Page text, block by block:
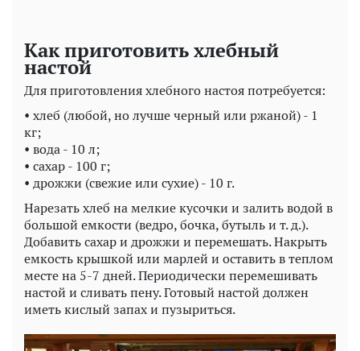
Как приготовить хлебный
настой
Для приготовления хлебного настоя потребуется:
• хлеб (любой, но лучше черный или ржаной) - 1
кг;
• вода - 10 л;
• сахар - 100 г;
• дрожжи (свежие или сухие) - 10 г.
Нарезать хлеб на мелкие кусочки и залить водой в
большой емкости (ведро, бочка, бутыль и т. д.).
Добавить сахар и дрожжи и перемешать. Накрыть
емкость крышкой или марлей и оставить в теплом
месте на 5-7 дней. Периодически перемешивать
настой и сливать пену. Готовый настой должен
иметь кислый запах и пузыриться.